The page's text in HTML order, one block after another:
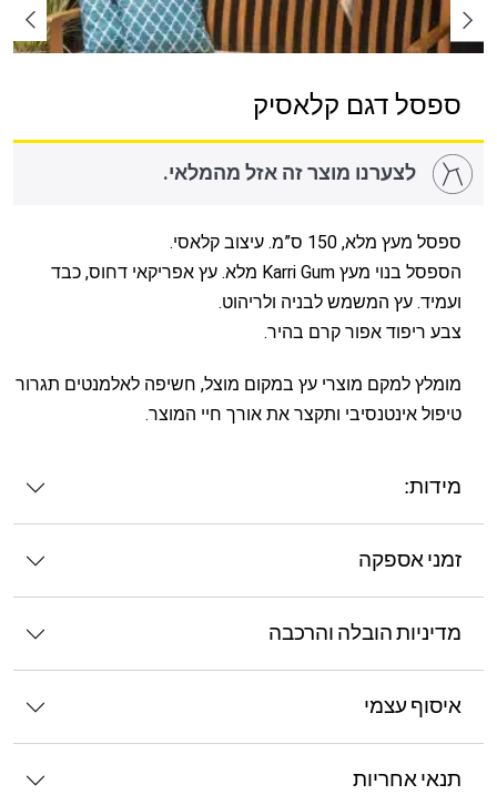
ספסל דגם קלאסיק
לצערנו מוצר זה אזל מהמלאי.
ספסל מעץ מלא, 150 ס”מ. עיצוב קלאסי.
הספסל בנוי מעץ Karri Gum מלא. עץ אפריקאי דחוס, כבד
ועמיד. עץ המשמש לבניה ולריהוט.
צבע ריפוד אפור קרם בהיר.
מומלץ למקם מוצרי עץ במקום מוצל, חשיפה לאלמנטים תגרור
טיפול אינטנסיבי ותקצר את אורך חיי המוצר.
מידות:
זמני אספקה
מדיניות הובלה והרכבה
איסוף עצמי
תנאי אחריות